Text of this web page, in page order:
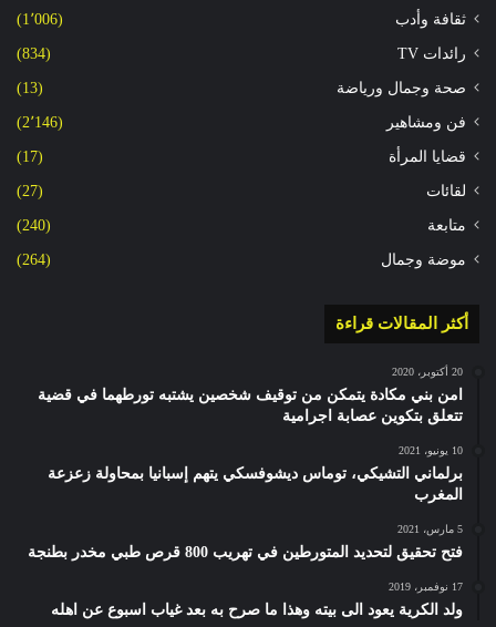
ثقافة وأدب (1٬006)
رائدات TV (834)
صحة وجمال ورياضة (13)
فن ومشاهير (2٬146)
قضايا المرأة (17)
لقائات (27)
متابعة (240)
موضة وجمال (264)
أكثر المقالات قراءة
20 أكتوبر، 2020
امن بني مكادة يتمكن من توقيف شخصين يشتبه تورطهما في قضية
تتعلق بتكوين عصابة اجرامية
10 يونيو، 2021
برلماني التشيكي، توماس ديشوفسكي يتهم إسبانيا بمحاولة زعزعة
المغرب
5 مارس، 2021
فتح تحقيق لتحديد المتورطين في تهريب 800 قرص طبي مخدر بطنجة
17 نوفمبر، 2019
ولد الكرية يعود الى بيته وهذا ما صرح به بعد غياب اسبوع عن اهله